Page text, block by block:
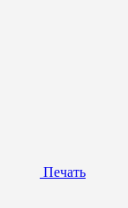
Печать